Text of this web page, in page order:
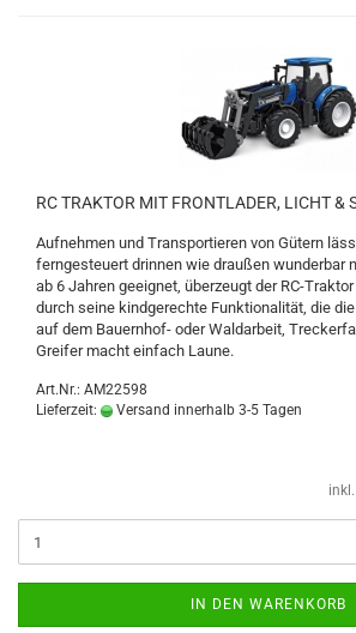
RC TRAKTOR MIT FRONTLADER, LICHT &
Aufnehmen und Transportieren von Gütern
ferngesteuert drinnen wie draußen wunderbar
ab 6 Jahren geeignet, überzeugt der RC-
durch seine kindgerechte Funktionalität, die
auf dem Bauernhof- oder Waldarbeit,
Greifer macht einfach Laune.
Art.Nr.: AM22598
Lieferzeit:
Versand innerhalb 3-5 Tagen
IN DEN WARENKORB